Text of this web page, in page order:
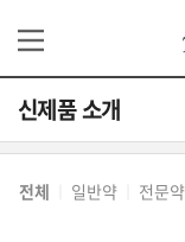
신제품 소개
전체 일반약 전문약